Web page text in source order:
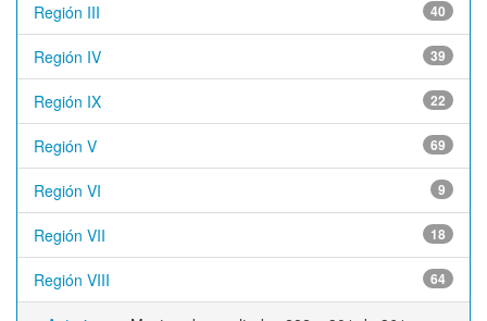
Región III 40
Región IV 39
Región IX 22
Región V 69
Región VI 9
Región VII 18
Región VIII 64